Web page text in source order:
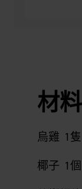
材
烏雞 1隻
椰子 1個